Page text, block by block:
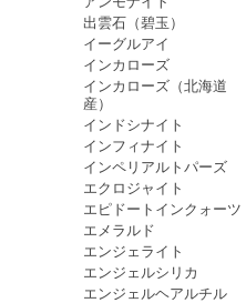
出雲石（碧玉）
イーグルアイ
インカローズ
インカローズ（北海道
産）
インドシナイト
インフィナイト
インペリアルトパーズ
エクロジャイト
エピドートインクォーツ
エメラルド
エンジェライト
エンジェルシリカ
エンジェルヘアルチル